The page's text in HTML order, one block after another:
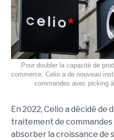
Pour doubler la capacité de
commerce, Celio a de nouveau
commandes avec picking
En 2022, Celio a décidé de
traitement de
absorber la croissance de